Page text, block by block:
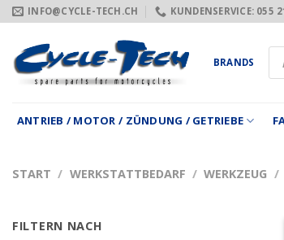
Zum
Inhalt
springen
INFO@CYCLE-TECH.CH KUNDENSERVICE: 055
BRANDS
ANTRIEB / MOTOR / ZÜNDUNG / GETRIEBE
START / WERKSTATTBEDARF / WERKZEUG /
FILTERN NACH